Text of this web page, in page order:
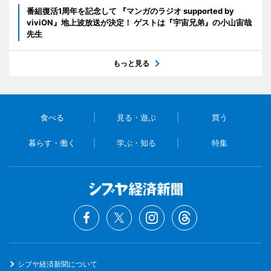
番組復活1周年を記念して 『マンガのラジオ supported by
viviON』地上波放送が決定！ ゲストは『宇宙兄弟』の小山宙哉
先生
もっと見る
食べる 見る・遊ぶ 買う
暮らす・働く 学ぶ・知る 特集
シブヤ経済新聞について